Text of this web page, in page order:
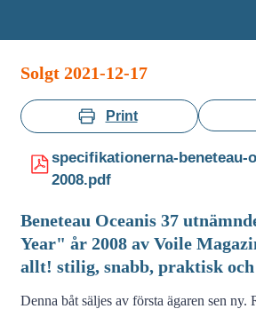
Solgt 2021-12-17
Print
specifikationerna-beneteau-
2008.pdf
Beneteau Oceanis 37
Year" år 2008 av Voile
allt! stilig, snabb, praktisk och
Denna båt säljes av första ägaren sen